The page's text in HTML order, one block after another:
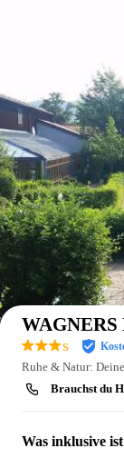
s
Ruhe & Natur:
Brauchst du
Was inklusive ist